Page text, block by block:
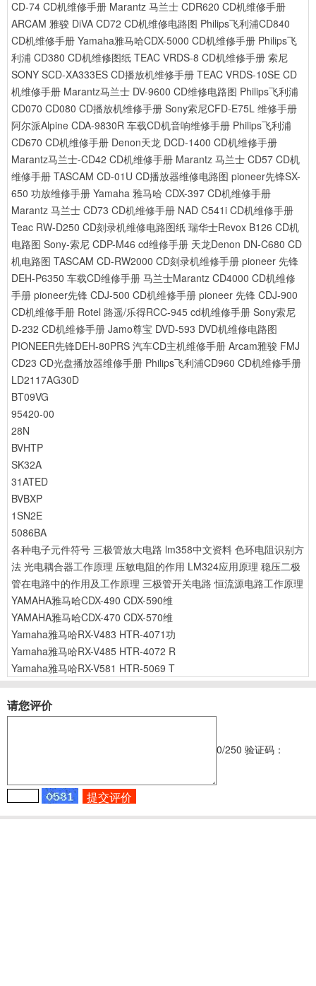
CD-74 CD机维修手册 Marantz 马兰士 CDR620 CD机维修手册
ARCAM 雅骏 DiVA CD72 CD机维修电路图 Philips飞利浦CD840
CD机维修手册 Yamaha雅马哈CDX-5000 CD机维修手册 Philips飞
利浦 CD380 CD机维修图纸 TEAC VRDS-8 CD机维修手册 索尼
SONY SCD-XA333ES CD播放机维修手册 TEAC VRDS-10SE CD
机维修手册 Marantz马兰士 DV-9600 CD维修电路图 Philips飞利浦
CD070 CD080 CD播放机维修手册 Sony索尼CFD-E75L 维修手册
阿尔派Alpine CDA-9830R 车载CD机音响维修手册 Philips飞利浦
CD670 CD机维修手册 Denon天龙 DCD-1400 CD机维修手册
Marantz马兰士-CD42 CD机维修手册 Marantz 马兰士 CD57 CD机
维修手册 TASCAM CD-01U CD播放器维修电路图 pioneer先锋SX-
650 功放维修手册 Yamaha 雅马哈 CDX-397 CD机维修手册
Marantz 马兰士 CD73 CD机维修手册 NAD C541i CD机维修手册
Teac RW-D250 CD刻录机维修电路图纸 瑞华士Revox B126 CD机
电路图 Sony-索尼 CDP-M46 cd维修手册 天龙Denon DN-C680 CD
机电路图 TASCAM CD-RW2000 CD刻录机维修手册 pioneer 先锋
DEH-P6350 车载CD维修手册 马兰士Marantz CD4000 CD机维修
手册 pioneer先锋 CDJ-500 CD机维修手册 pioneer 先锋 CDJ-900
CD机维修手册 Rotel 路遥/乐得RCC-945 cd机维修手册 Sony索尼
D-232 CD机维修手册 Jamo尊宝 DVD-593 DVD机维修电路图
PIONEER先锋DEH-80PRS 汽车CD主机维修手册 Arcam雅骏 FMJ
CD23 CD光盘播放器维修手册 Philips飞利浦CD960 CD机维修手册
LD2117AG30D
BT09VG
95420-00
28N
BVHTP
SK32A
31ATED
BVBXP
1SN2E
5086BA
各种电子元件符号 三极管放大电路 lm358中文资料 色环电阻识别方
法 光电耦合器工作原理 压敏电阻的作用 LM324应用原理 稳压二极
管在电路中的作用及工作原理 三极管开关电路 恒流源电路工作原理
YAMAHA雅马哈CDX-490 CDX-590维
YAMAHA雅马哈CDX-470 CDX-570维
Yamaha雅马哈RX-V483 HTR-4071功
Yamaha雅马哈RX-V485 HTR-4072 R
Yamaha雅马哈RX-V581 HTR-5069 T
请您评价
0/250 验证码：